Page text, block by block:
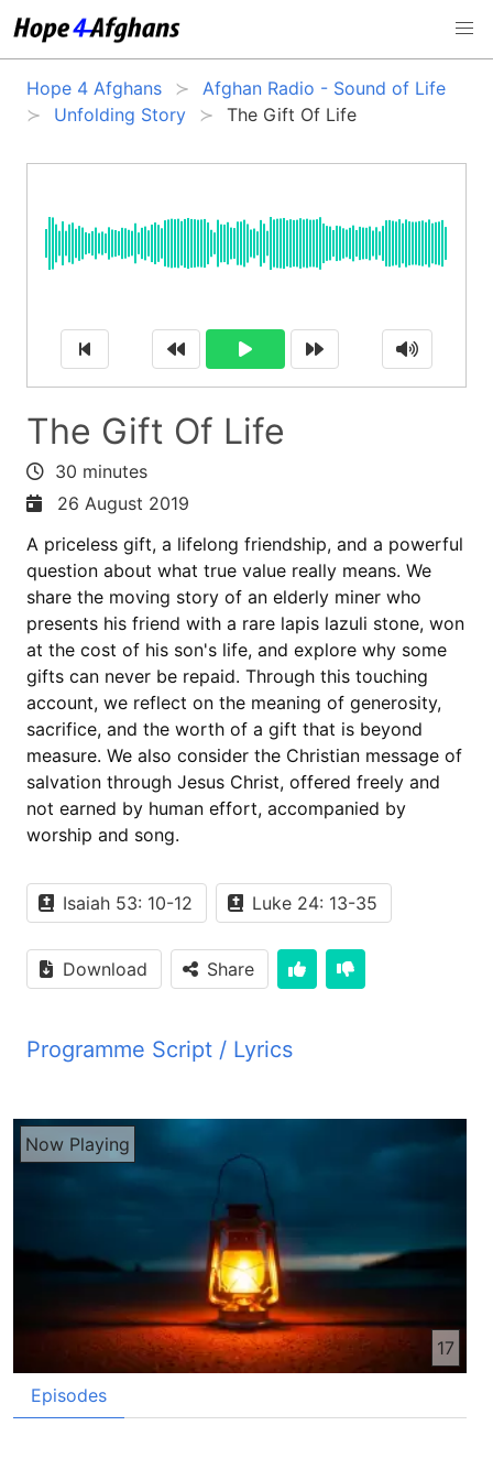
Hope 4 Afghans
Afghan Radio - Sound of Life
Unfolding Story
The Gift Of Life
The Gift Of Life
30 minutes
26 August 2019
A priceless gift, a lifelong friendship, and a powerful
question about what true value really means. We
share the moving story of an elderly miner who
presents his friend with a rare lapis lazuli stone, won
at the cost of his son's life, and explore why some
gifts can never be repaid. Through this touching
account, we reflect on the meaning of generosity,
sacrifice, and the worth of a gift that is beyond
measure. We also consider the Christian message of
salvation through Jesus Christ, offered freely and
not earned by human effort, accompanied by
worship and song.
Isaiah 53: 10-12 Luke 24: 13-35
Download Share
Programme Script / Lyrics
PYM JBZ سلام دوستای مهربان به صحبت امروز خوش
آمدین مهم اعترامات سنمانه خدا به شما تقدیم می‌کنم
از خداون به هر یک شما سهت و سلامتی آرزو می‌کنم
دوستای عزیز این رواج است که مردم در سالگره،
عروسی ویا کدام موضوع خاص به یک دگه توفه میتن
شما هم حتما از کسی توفه گرفتین ویا شما به کسی
دیگه توفه داده باشین شما از توفه یاد کدیم سالهای پیش
یکی از دوستای نزدیکم وقتی که از خارج آمد برمه یک
قبصات توفه آورد باور کنین که وانوس هم در دستم
هست وقتی که من به طرف سات خود می‌بینم اکثرا
اون دوستم در یادم می‌اید بله، دادن توفه به عزیزا ویا
گرفتن توفه از طرف اونا یک رواج بسیار خوب است ما
Now Playing
17
Episodes